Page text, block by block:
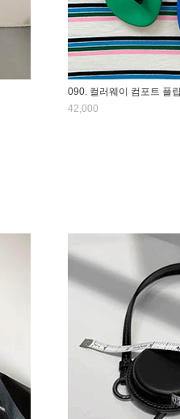
090. 컬러웨이 컴포트 플
42,000